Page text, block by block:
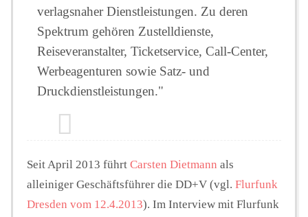
verlagsnaher Dienstleistungen. Zu deren
Spektrum gehören Zustelldienste,
Reiseveranstalter, Ticketservice, Call-Center,
Werbeagenturen sowie Satz- und
Druckdienstleistungen."
Seit April 2013 führt Carsten Dietmann als
alleiniger Geschäftsführer die DD+V (vgl. Flurfunk
Dresden vom 12.4.2013). Im Interview mit Flurfunk